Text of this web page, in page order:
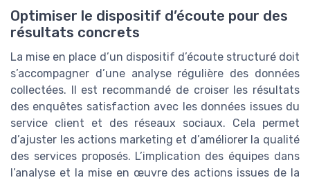
Optimiser le dispositif d’écoute pour des
résultats concrets
La mise en place d’un dispositif d’écoute structuré doit
s’accompagner d’une analyse régulière des données
collectées. Il est recommandé de croiser les résultats
des enquêtes satisfaction avec les données issues du
service client et des réseaux sociaux. Cela permet
d’ajuster les actions marketing et d’améliorer la qualité
des services proposés. L’implication des équipes dans
l’analyse et la mise en œuvre des actions issues de la